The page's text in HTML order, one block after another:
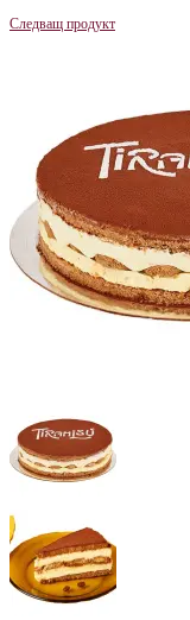
Следващ продукт